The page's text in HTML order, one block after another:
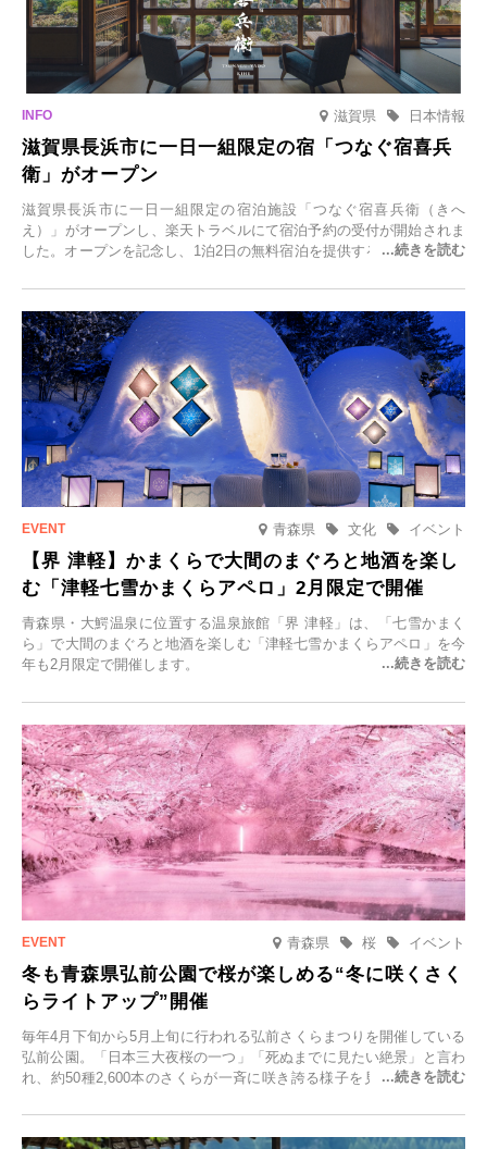
滋賀県 日本情報
滋賀県長浜市に一日一組限定の宿「つなぐ宿喜兵
衛」がオープン
滋賀県長浜市に一日一組限定の宿泊施設「つなぐ宿喜兵衛（きへ
え）」がオープンし、楽天トラベルにて宿泊予約の受付が開始されま
した。オープンを記念し、1泊2日の無料宿泊を提供するキャンペーン
一組限定の宿だからこそ叶う、大切な人との特別な時間を体験いただ
けます。
青森県 イベント
文化
【界 津軽】かまくらで大間のまぐろと地酒を楽し
む「津軽七雪かまくらアペロ」2月限定で開催
青森県・大鰐温泉に位置する温泉旅館「界 津軽」は、「七雪かまく
ら」で大間のまぐろと地酒を楽しむ「津軽七雪かまくらアペロ」を今
年も2月限定で開催します。
青森県 イベント
桜
冬も青森県弘前公園で桜が楽しめる“冬に咲くさく
らライトアップ”開催
毎年4月下旬から5月上旬に行われる弘前さくらまつりを開催している
弘前公園。「日本三大夜桜の一つ」「死ぬまでに見たい絶景」と言わ
れ、約50種2,600本のさくらが一斉に咲き誇る様子を見に、世界中か
日(月)～2026年2月28日(土)の期間、「冬に咲くさくらライトアップ」
を開催します。